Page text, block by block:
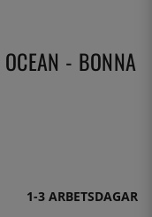
- BONNA
1-3 ARBETSDAGAR